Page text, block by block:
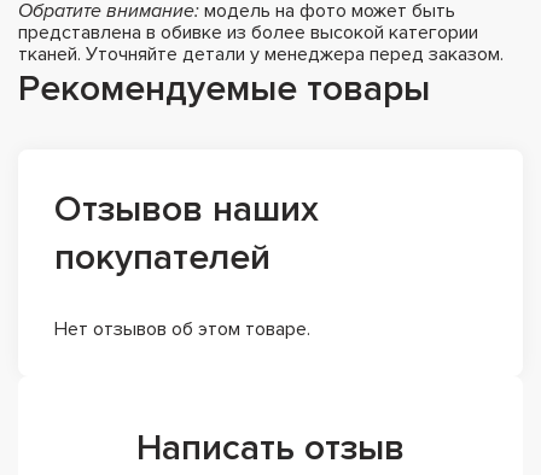
Обратите внимание: модель на фото может быть
представлена в обивке из более высокой категории
тканей. Уточняйте детали у менеджера перед заказом.
Рекомендуемые товары
Отзывов наших
покупателей
Нет отзывов об этом товаре.
Написать отзыв